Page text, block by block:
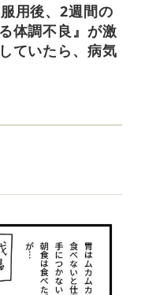
用後、2週間の
体調不良』が激
ていたら、病気